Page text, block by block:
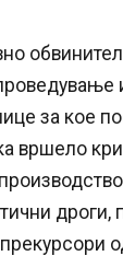
за кое
вршело
дроги,